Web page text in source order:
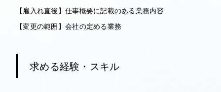
【雇入れ直後】仕事概要に記載のある業務内容
【変更の範囲】会社の定める業務
求める経験・スキル